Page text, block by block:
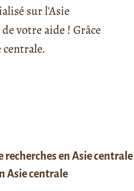
sur l'Asie
votre aide ! Grâce
centrale.
recherches en Asie centrale
Asie centrale